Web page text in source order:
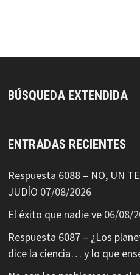
BÚSQUEDA EXTENDIDA
ENTRADAS RECIENTES
Respuesta 6088 – NO, UN
JUDÍO 07/08/2026
El éxito que nadie ve 06/08/
Respuesta 6087 – ¿Los
dice la ciencia… y lo que